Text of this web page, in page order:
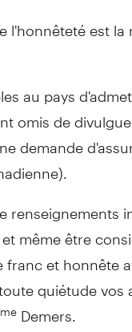
l'honnêteté est la
au pays
omis de
demande
renseignements
même être
et honnête
quiétude vos
me Demers.